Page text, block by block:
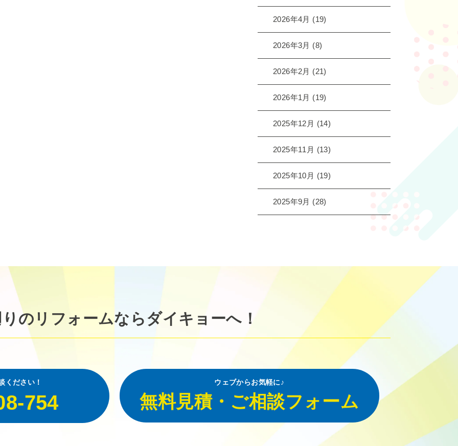
2026年4月 (19)
2026年3月 (8)
2026年2月 (21)
2026年1月 (19)
2025年12月 (14)
2025年11月 (13)
2025年10月 (19)
2025年9月 (28)
のリフォームならダイキョーへ！
ください！
754
ウェブからお気軽に♪
無料見積・ご相談フォーム